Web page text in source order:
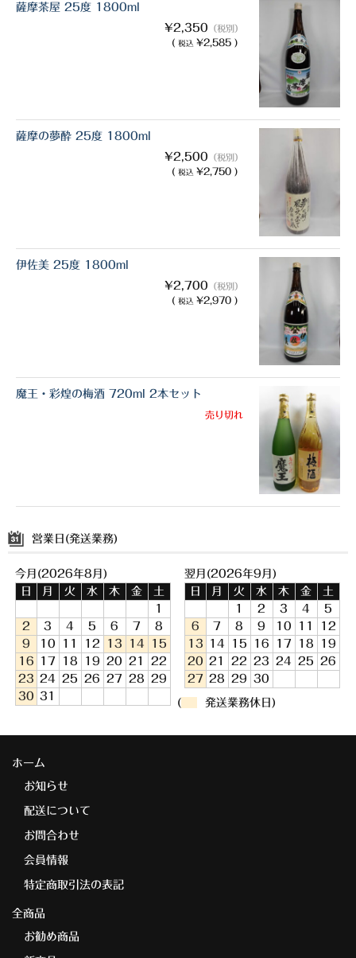
薩摩茶屋 25度 1800ml
¥2,350 （税別）
( 税込 ¥2,585 )
薩摩の夢酔 25度 1800ml
¥2,500 （税別）
( 税込 ¥2,750 )
伊佐美 25度 1800ml
¥2,700 （税別）
( 税込 ¥2,970 )
魔王・彩煌の梅酒 720ml 2本セット
売り切れ
営業日(発送業務)
今月(2026年8月)
日
月 火 水 木 金
土
1
2
3 4 5 6 7
8
9
10 11 12 13 14
15
16
17 18 19 20 21
22
23 24 25 26 27 28
29
30 31
翌月(2026年9月)
日
月 火 水 木 金
土
1
2 3 4
5
6
7 8 9 10 11
12
13
14 15 16 17 18
19
20 21 22 23 24 25
26
27 28 29 30
( 発送業務休日)
ホーム
お知らせ
配送について
お問合わせ
会員情報
特定商取引法の表記
全商品
お勧め商品